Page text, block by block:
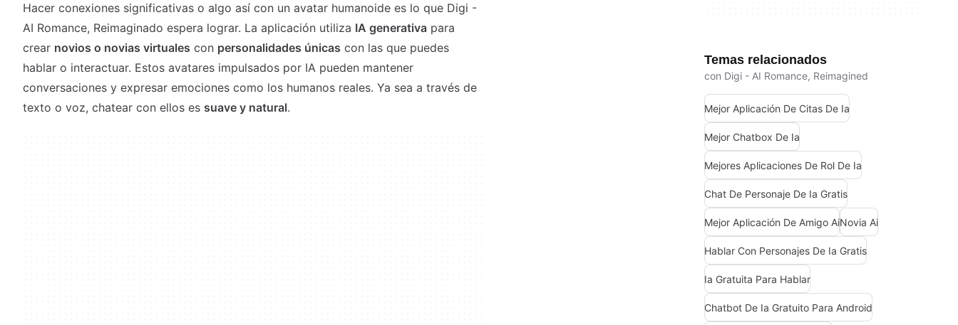
Hacer conexiones significativas o algo así con un avatar humanoide es lo que Digi -
AI Romance, Reimaginado espera lograr. La aplicación utiliza IA generativa para
crear novios o novias virtuales con personalidades únicas con las que puedes
hablar o interactuar. Estos avatares impulsados por IA pueden mantener
conversaciones y expresar emociones como los humanos reales. Ya sea a través de
texto o voz, chatear con ellos es suave y natural.
Temas relacionados
con Digi - AI Romance, Reimagined
Mejor Aplicación De Citas De Ia
Mejor Chatbox De Ia
Mejores Aplicaciones De Rol De Ia
Chat De Personaje De Ia Gratis
Mejor Aplicación De Amigo AiNovia Ai
Hablar Con Personajes De Ia Gratis
Ia Gratuita Para Hablar
Chatbot De Ia Gratuito Para Android